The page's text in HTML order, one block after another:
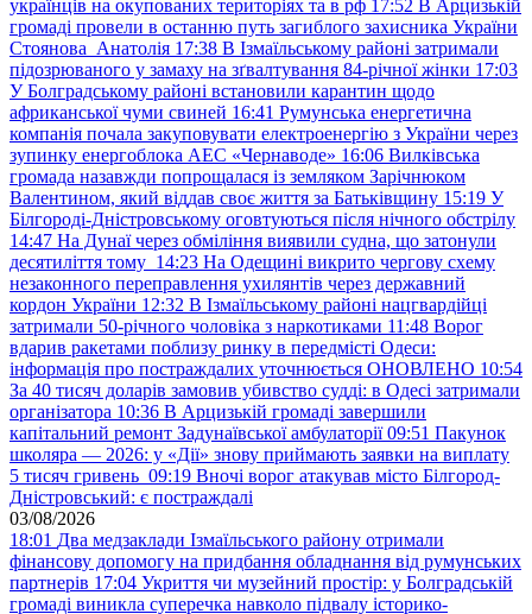
українців на окупованих територіях та в рф 17:52 В Арцизькій
громаді провели в останню путь загиблого захисника України
Стоянова Анатолія 17:38 В Ізмаїльському районі затримали
підозрюваного у замаху на зґвалтування 84-річної жінки 17:03
У Болградському районі встановили карантин щодо
африканської чуми свиней 16:41 Румунська енергетична
компанія почала закуповувати електроенергію з України через
зупинку енергоблока АЕС «Чернаводе» 16:06 Вилківська
громада назавжди попрощалася із земляком Зарічнюком
Валентином, який віддав своє життя за Батьківщину 15:19 У
Білгороді-Дністровському оговтуються після нічного обстрілу
14:47 На Дунаї через обміління виявили судна, що затонули
десятиліття тому 14:23 На Одещині викрито чергову схему
незаконного переправлення ухилянтів через державний
кордон України 12:32 В Ізмаїльському районі нацгвардійці
затримали 50-річного чоловіка з наркотиками 11:48 Ворог
вдарив ракетами поблизу ринку в передмісті Одеси:
інформація про постраждалих уточнюється ОНОВЛЕНО 10:54
За 40 тисяч доларів замовив убивство судді: в Одесі затримали
організатора 10:36 В Арцизькій громаді завершили
капітальний ремонт Задунаївської амбулаторії 09:51 Пакунок
школяра — 2026: у «Дії» знову приймають заявки на виплату
5 тисяч гривень 09:19 Вночі ворог атакував місто Білгород-
Дністровський: є постраждалі
03/08/2026
18:01 Два медзаклади Ізмаїльського району отримали
фінансову допомогу на придбання обладнання від румунських
партнерів 17:04 Укриття чи музейний простір: у Болградській
громаді виникла суперечка навколо підвалу історико-